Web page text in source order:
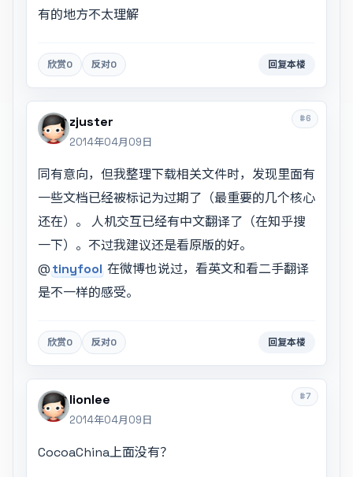
有的地方不太理解
欣赏0 反对0 回复本楼
#6
zjuster
2014年04月09日
同有意向，但我整理下载相关文件时，发现里面有
一些文档已经被标记为过期了（最重要的几个核心
还在）。 人机交互已经有中文翻译了（在知乎搜
一下）。不过我建议还是看原版的好。
@tinyfool 在微博也说过，看英文和看二手翻译
是不一样的感受。
欣赏0 反对0 回复本楼
#7
lionlee
2014年04月09日
CocoaChina上面没有？